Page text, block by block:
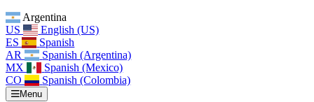
Argentina
US
English (US)
ES
Spanish
AR
Spanish (Argentina)
MX
Spanish (Mexico)
CO
Spanish (Colombia)
Menu